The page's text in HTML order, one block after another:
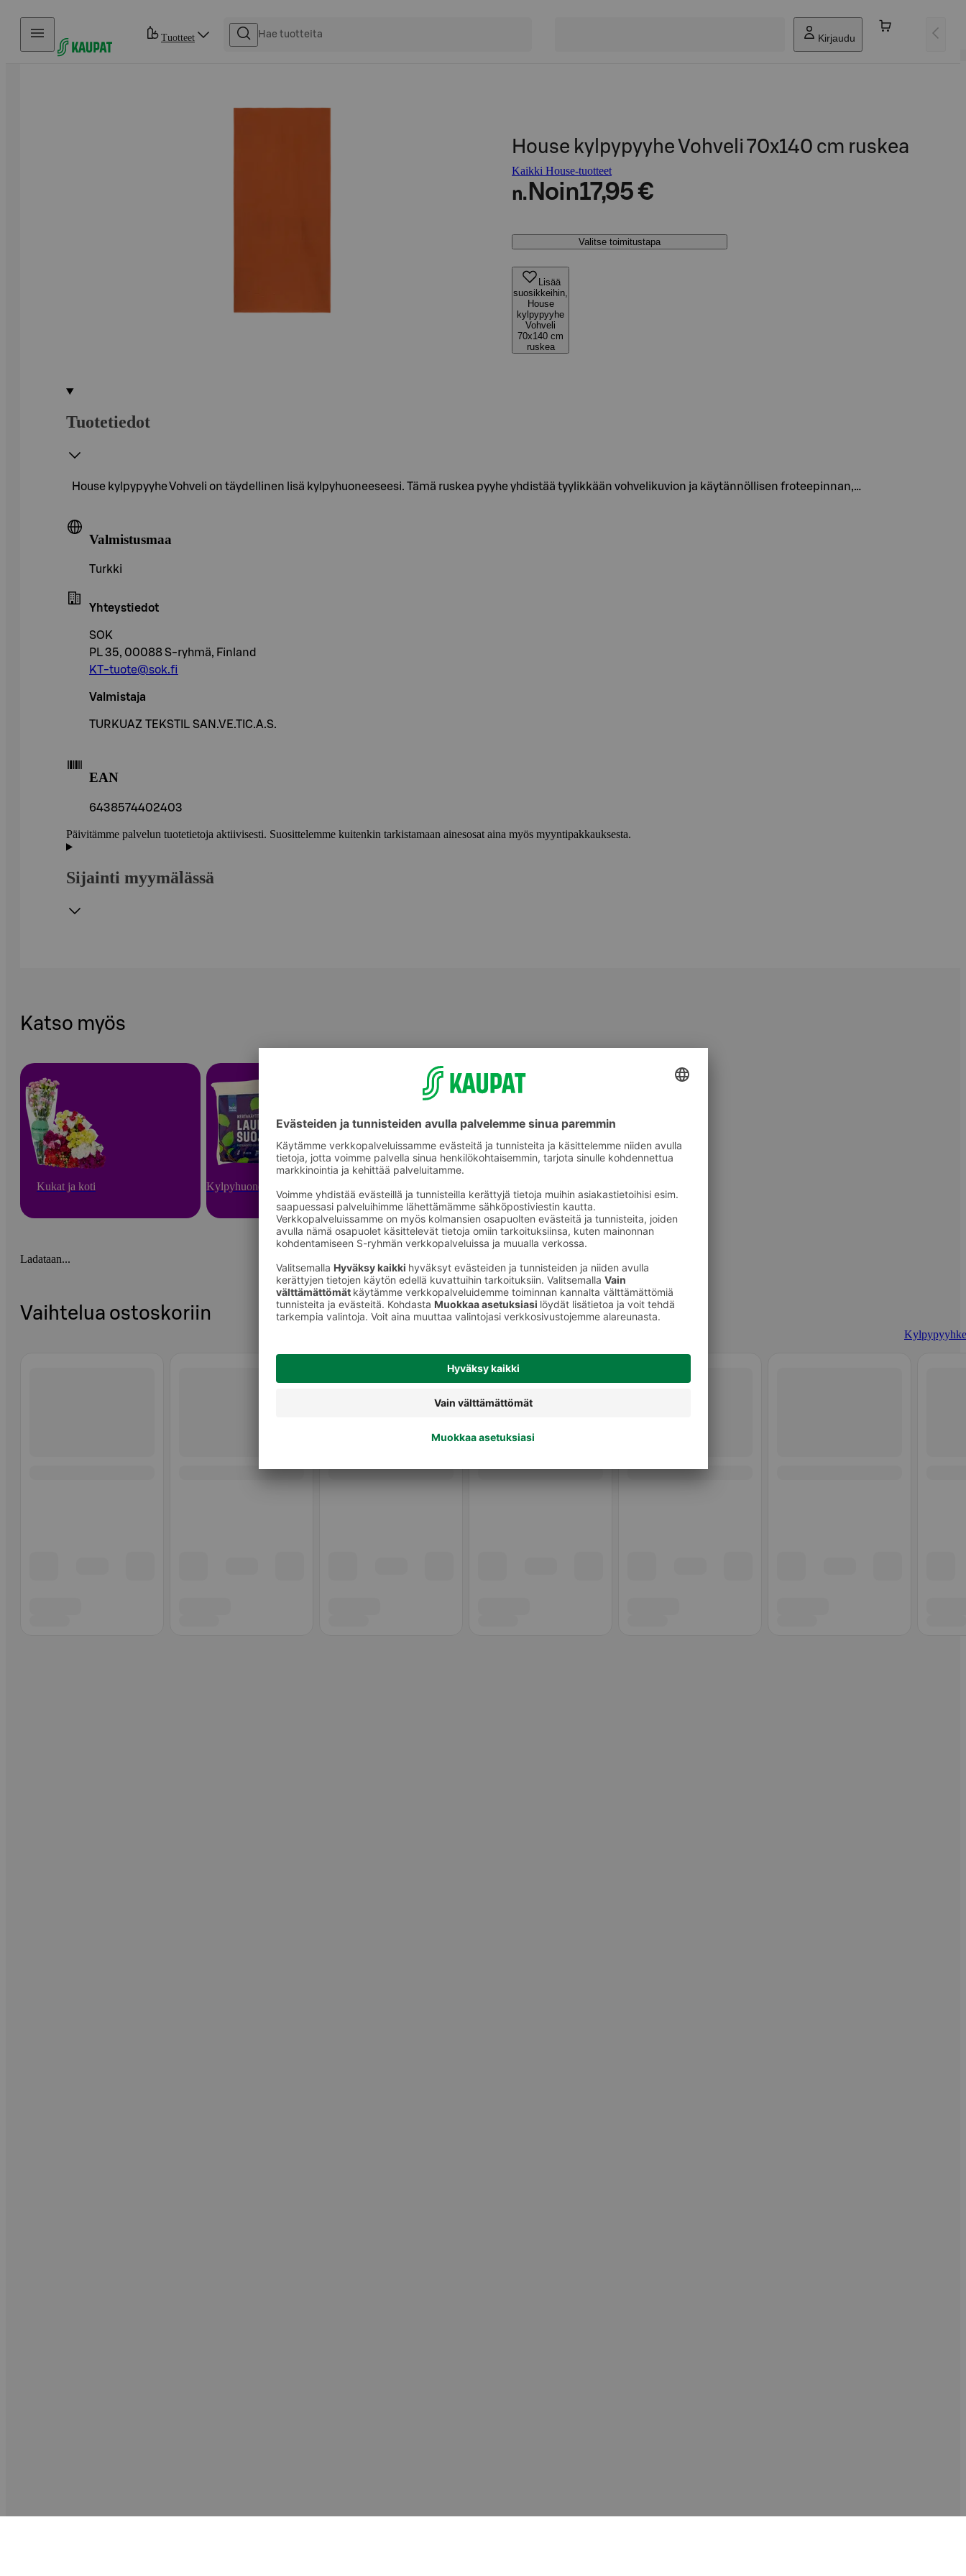
Hyppää sisältöön
Tuotteet Kirjaudu
House kylpypyyhe Vohveli 70x140 cm ruskea
Kaikki House-tuotteet
n. Noin17,95 €
Valitse toimitustapa
Lisää
suosikkeihin,
House
kylpypyyhe
Vohveli
70x140 cm
ruskea
Tuotetiedot
House kylpypyyhe Vohveli on täydellinen lisä kylpyhuoneeseesi. Tämä ruskea pyyhe yhdistää tyylikkään vohvelikuvion ja käytännöllisen froteepinnan,…
Valmistusmaa
Turkki
Yhteystiedot
SOK
PL 35, 00088 S-ryhmä, Finland
KT-tuote@sok.fi
Valmistaja
TURKUAZ TEKSTIL SAN.VE.TIC.A.S.
EAN
6438574402403
Päivitämme palvelun tuotetietoja aktiivisesti. Suosittelemme kuitenkin tarkistamaan ainesosat aina myös myyntipakkauksesta.
Sijainti myymälässä
Katso myös
Kukat ja koti Kylpyhuone ja sauna
Ladataan...
Vaihtelua ostoskoriin